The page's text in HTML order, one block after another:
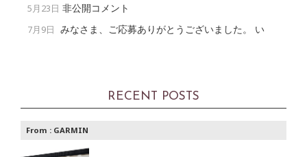
5月23日 非公開コメント
7月9日 みなさま、ご応募ありがとうございました。 い
RECENT POSTS
From : GARMIN